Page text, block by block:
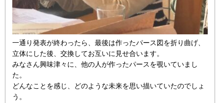
一通り発表が終わったら、最後は作ったパース図を折り曲げ、
立体にした後、交換してお互いに見せ合います。
みなさん興味津々に、他の人が作ったパースを覗いていまし
た。
どんなことを感じ、どのような未来を思い描いていたのでしょ
う。